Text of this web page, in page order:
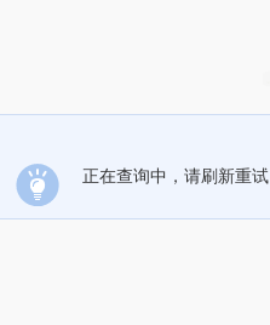
正在查询中，请刷新重试